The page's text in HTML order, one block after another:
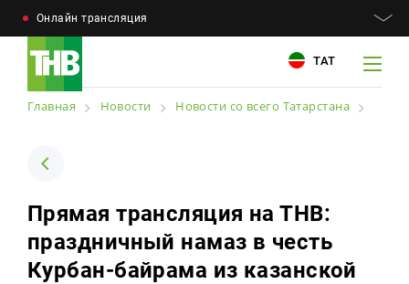
Онлайн трансляция
ТАТ
Новости
Телепроекты
Для связи
+7 (843) 570−50−00
Главная Новости Новости со всего Татарстана
Прямая трансляция на ТНВ:
праздничный намаз в честь
Курбан-байрама из казанской